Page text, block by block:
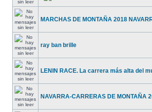
MARCHAS DE MONTAÑA 2018
ray ban brille
LENIN RACE. La carrera más alta del
NAVARRA-CARRERAS DE MONTAÑA